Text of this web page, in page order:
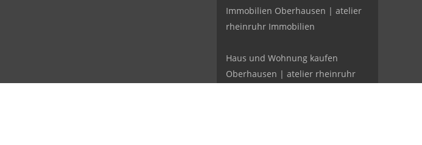
Immobilien Oberhausen | atelier
rheinruhr Immobilien
Haus und Wohnung kaufen
Oberhausen | atelier rheinruhr